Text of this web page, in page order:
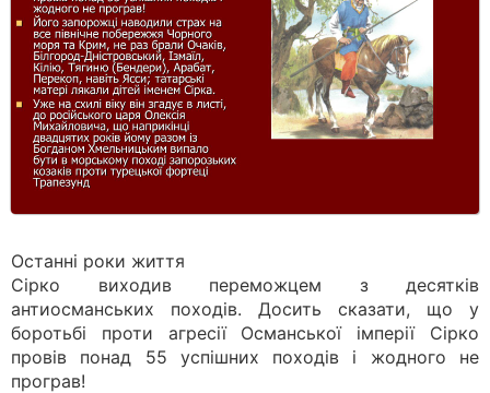
Останні роки життя
Сірко виходив переможцем з десятків
антиосманських походів. Досить сказати, що у
боротьбі проти агресії Османської імперії Сірко
провів понад 55 успішних походів і жодного не
програв!